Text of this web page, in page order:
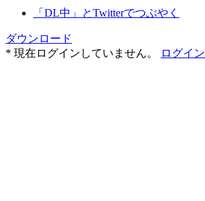
「DL中」とTwitterでつぶやく
ダウンロード
* 現在ログインしていません。
ログイン